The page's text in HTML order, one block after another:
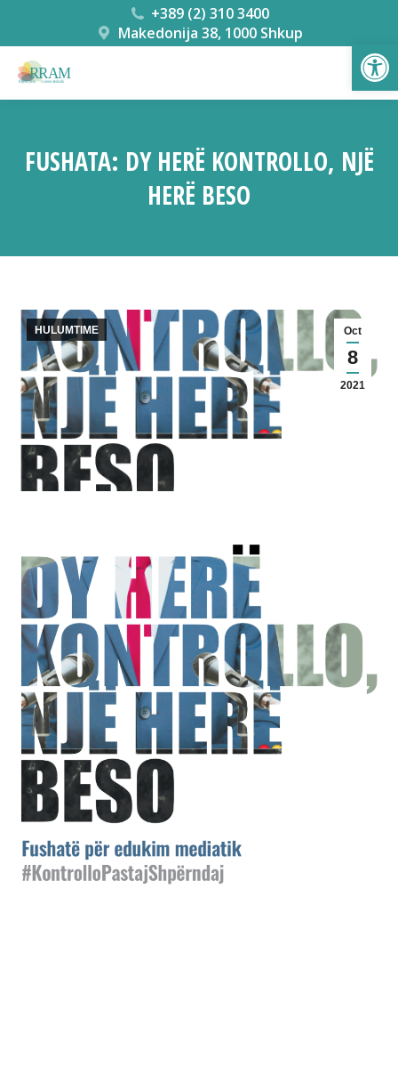
+389 (2) 310 3400
Makedonija 38, 1000 Shkup
FUSHATA: DY HERË KONTROLLO, NJË
HERË BESO
Oct
8
2021
HULUMTIME